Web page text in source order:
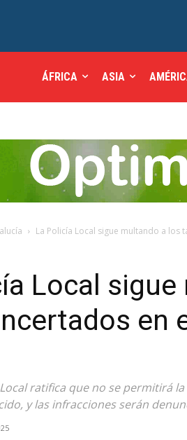
ÁFRICA ASIA
La Policía Local sigue multando a
Local
en
ratifica que no se permitirá
y las infracciones serán